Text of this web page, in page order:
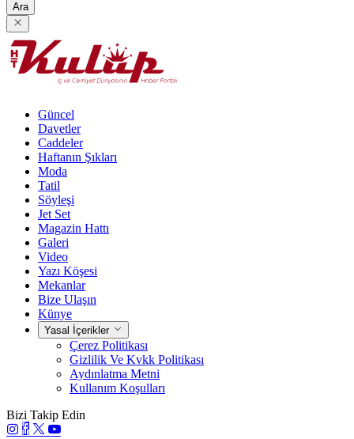
Ara
Güncel
Davetler
Caddeler
Haftanın Şıkları
Moda
Tatil
Söyleşi
Jet Set
Magazin Hattı
Galeri
Video
Yazı Köşesi
Mekanlar
Bize Ulaşın
Künye
Yasal İçerikler
Çerez Politikası
Gizlilik Ve Kvkk Politikası
Aydınlatma Metni
Kullanım Koşulları
Bizi Takip Edin